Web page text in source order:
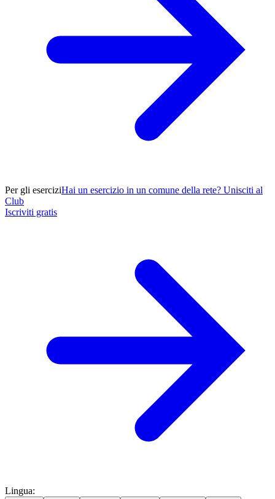
Per gli eserciziHai un esercizio in un comune della rete? Unisciti al
Club
Iscriviti gratis
Lingua: